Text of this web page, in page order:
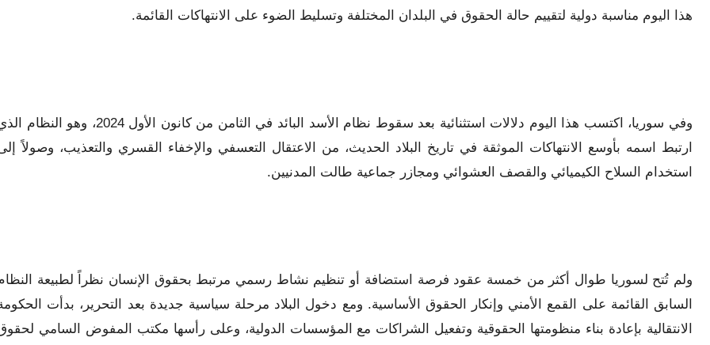
هذا اليوم مناسبة دولية لتقييم حالة الحقوق في البلدان المختلفة وتسليط الضوء على الانتهاكات القائمة.
وفي سوريا، اكتسب هذا اليوم دلالات استثنائية بعد سقوط نظام الأسد البائد في الثامن من كانون الأول 2024، وهو
ارتبط اسمه بأوسع الانتهاكات الموثقة في تاريخ البلاد الحديث، من الاعتقال التعسفي والإخفاء القسري والتعذيب، وصولاً
استخدام السلاح الكيميائي والقصف العشوائي ومجازر جماعية طالت المدنيين.
ولم تُتح لسوريا طوال أكثر من خمسة عقود فرصة استضافة أو تنظيم نشاط رسمي مرتبط بحقوق الإنسان نظراً لطبيعة
السابق القائمة على القمع الأمني وإنكار الحقوق الأساسية. ومع دخول البلاد مرحلة سياسية جديدة بعد التحرير، بدأت
الانتقالية بإعادة بناء منظومتها الحقوقية وتفعيل الشراكات مع المؤسسات الدولية، وعلى رأسها مكتب المفوض السامي